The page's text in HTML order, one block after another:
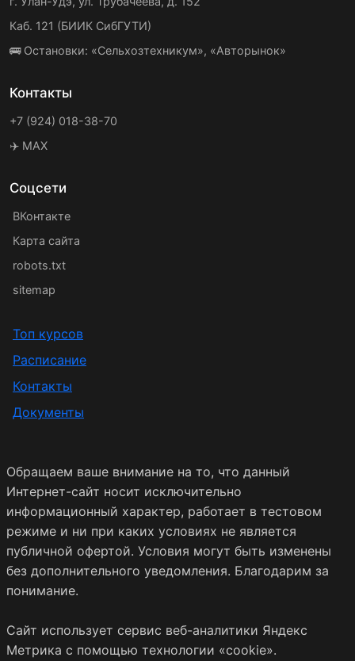
Каб. 121 (БИИК СибГУТИ)
🚌 Остановки: «Сельхозтехникум», «Авторынок»
Контакты
+7 (924) 018-38-70
✈️ MAX
Соцсети
ВКонтакте
Карта сайта
robots.txt
sitemap
Топ курсов
Расписание
Контакты
Документы
Обращаем ваше внимание на то, что данный
Интернет-сайт носит исключительно
информационный характер, работает в тестовом
режиме и ни при каких условиях не является
публичной офертой. Условия могут быть изменены
без дополнительного уведомления. Благодарим за
понимание.
Сайт использует сервис веб-аналитики Яндекс
Метрика с помощью технологии «cookie».